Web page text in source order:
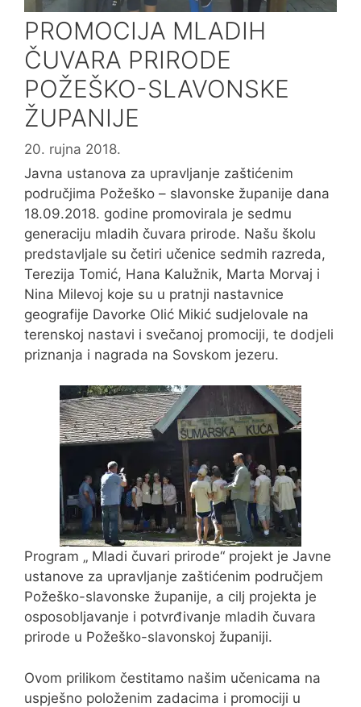
PROMOCIJA MLADIH
ČUVARA PRIRODE
POŽEŠKO-SLAVONSKE
ŽUPANIJE
20. rujna 2018.
Javna ustanova za upravljanje zaštićenim
područjima Požeško – slavonske županije dana
18.09.2018. godine promovirala je sedmu
generaciju mladih čuvara prirode. Našu školu
predstavljale su četiri učenice sedmih razreda,
Terezija Tomić, Hana Kalužnik, Marta Morvaj i
Nina Milevoj koje su u pratnji nastavnice
geografije Davorke Olić Mikić sudjelovale na
terenskoj nastavi i svečanoj promociji, te dodjeli
priznanja i nagrada na Sovskom jezeru.
Program „ Mladi čuvari prirode“ projekt je Javne
ustanove za upravljanje zaštićenim područjem
Požeško-slavonske županije, a cilj projekta je
osposobljavanje i potvrđivanje mladih čuvara
prirode u Požeško-slavonskoj županiji.
Ovom prilikom čestitamo našim učenicama na
uspješno položenim zadacima i promociji u